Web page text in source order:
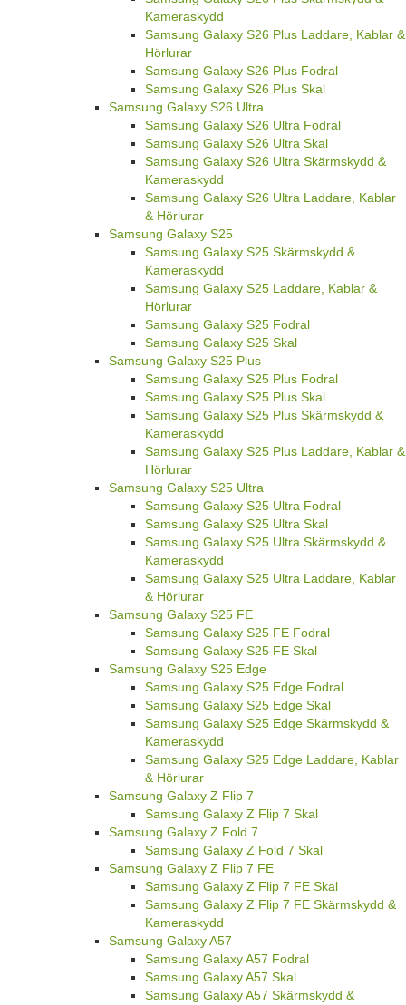
Kameraskydd
Samsung Galaxy S26 Plus Laddare, Kablar &
Hörlurar
Samsung Galaxy S26 Plus Fodral
Samsung Galaxy S26 Plus Skal
Samsung Galaxy S26 Ultra
Samsung Galaxy S26 Ultra Fodral
Samsung Galaxy S26 Ultra Skal
Samsung Galaxy S26 Ultra Skärmskydd &
Kameraskydd
Samsung Galaxy S26 Ultra Laddare, Kablar
& Hörlurar
Samsung Galaxy S25
Samsung Galaxy S25 Skärmskydd &
Kameraskydd
Samsung Galaxy S25 Laddare, Kablar &
Hörlurar
Samsung Galaxy S25 Fodral
Samsung Galaxy S25 Skal
Samsung Galaxy S25 Plus
Samsung Galaxy S25 Plus Fodral
Samsung Galaxy S25 Plus Skal
Samsung Galaxy S25 Plus Skärmskydd &
Kameraskydd
Samsung Galaxy S25 Plus Laddare, Kablar &
Hörlurar
Samsung Galaxy S25 Ultra
Samsung Galaxy S25 Ultra Fodral
Samsung Galaxy S25 Ultra Skal
Samsung Galaxy S25 Ultra Skärmskydd &
Kameraskydd
Samsung Galaxy S25 Ultra Laddare, Kablar
& Hörlurar
Samsung Galaxy S25 FE
Samsung Galaxy S25 FE Fodral
Samsung Galaxy S25 FE Skal
Samsung Galaxy S25 Edge
Samsung Galaxy S25 Edge Fodral
Samsung Galaxy S25 Edge Skal
Samsung Galaxy S25 Edge Skärmskydd &
Kameraskydd
Samsung Galaxy S25 Edge Laddare, Kablar
& Hörlurar
Samsung Galaxy Z Flip 7
Samsung Galaxy Z Flip 7 Skal
Samsung Galaxy Z Fold 7
Samsung Galaxy Z Fold 7 Skal
Samsung Galaxy Z Flip 7 FE
Samsung Galaxy Z Flip 7 FE Skal
Samsung Galaxy Z Flip 7 FE Skärmskydd &
Kameraskydd
Samsung Galaxy A57
Samsung Galaxy A57 Fodral
Samsung Galaxy A57 Skal
Samsung Galaxy A57 Skärmskydd &